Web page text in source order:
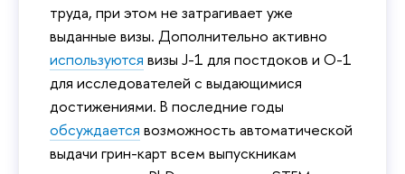
труда, при этом не затрагивает уже
выданные визы. Дополнительно активно
используются визы J-1 для постдоков и O-1
для исследователей с выдающимися
достижениями. В последние годы
обсуждается возможность автоматической
выдачи грин-карт всем выпускникам